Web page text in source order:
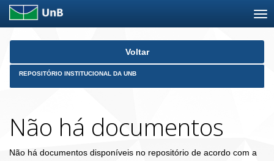
Skip
Voltar
REPOSITÓRIO INSTITUCIONAL DA UNB
Não há documentos
Não há documentos disponíveis no repositório de acordo com a